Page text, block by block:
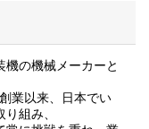
機の機械メーカーと
業以来、日本でい
組み、